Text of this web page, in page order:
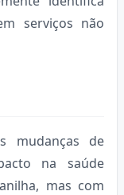
serviços não
mudanças de
na saúde
mas com